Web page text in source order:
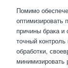
Помимо
оптимизировать
причины брака и
точный
обработки,
минимизировать